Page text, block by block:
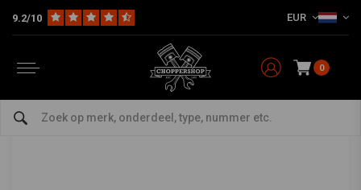
9.2/10 EUR
0
HD Inlaat en luchtfilter 7" Rond CV Luchtfilter- Chroom
7" Rond CV Luchtfilter- Chroom